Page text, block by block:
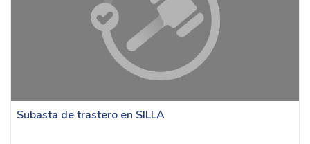
Subasta de trastero en SILLA